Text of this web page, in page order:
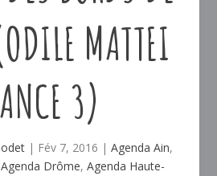
MATTEI
3)
| Fév 7, 2016 | Agenda Ain,
Agenda Drôme, Agenda Haute-